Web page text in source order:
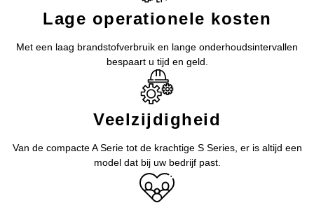
Lage operationele kosten
Met een laag brandstofverbruik en lange onderhoudsintervallen
bespaart u tijd en geld.
Veelzijdigheid
Van de compacte A Serie tot de krachtige S Series, er is altijd een
model dat bij uw bedrijf past.